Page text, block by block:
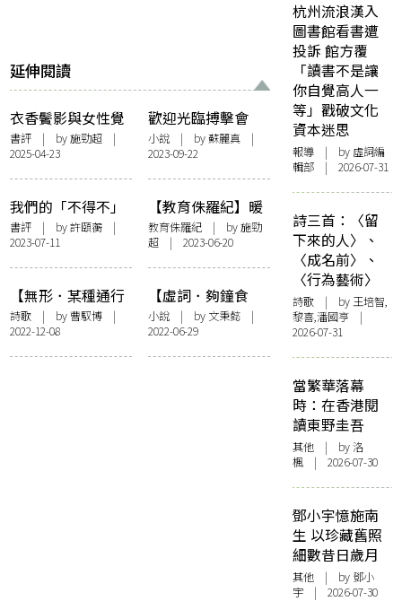
延伸閱讀
衣香鬢影與女性覺
醒——讀《中環
人》（Surviving
Central）短篇小說
〈度身訂造〉
書評 | by施勁超 |
2025-04-23
歡迎光臨搏擊會
小說| by蘇麗真|
2023-09-22
我們的「不得不」
——讀施勁超《行
走的姿態》
書評 | by許頤蘅 |
2023-07-11
【教育侏羅紀】暖
在心間
教育侏羅紀| by施勁
超| 2023-06-20
【無形．某種通行
證】兩個前往救贖
的詞
詩歌 | by曹馭博 |
2022-12-08
【虛詞．夠鐘食
藥】貓醫施藥記
小說| by 文秉懿 |
2022-06-29
杭州流浪漢入
圖書館看書遭
投訴 館方覆
「讀書不是讓
你自覺高人一
等」戳破文化
資本迷思
報導 | by 虛詞編
輯部 | 2026-07-31
詩三首：〈留
下來的人〉、
〈成名前〉、
〈行為藝術〉
詩歌 | by 王培智,
黎喜,潘國亨 |
2026-07-31
當繁華落幕
時：在香港閱
讀東野圭吾
其他 | by洛
楓 | 2026-07-30
鄧小宇憶施南
生 以珍藏舊照
細數昔日歲月
其他 | by 鄧小
宇 | 2026-07-30